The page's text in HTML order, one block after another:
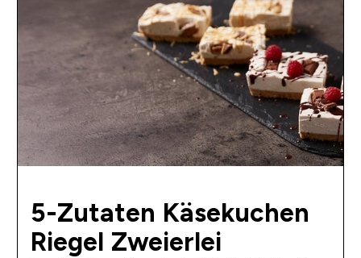
5-Zutaten Käsekuchen
Riegel Zweierlei